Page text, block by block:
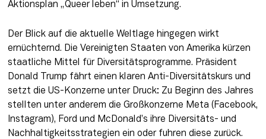
Aktionsplan „Queer leben“ in Umsetzung.
Der Blick auf die aktuelle Weltlage hingegen wirkt
ernüchternd. Die Vereinigten Staaten von Amerika kürzen
staatliche Mittel für Diversitätsprogramme. Präsident
Donald Trump fährt einen klaren Anti-Diversitätskurs und
setzt die US-Konzerne unter Druck: Zu Beginn des Jahres
stellten unter anderem die Großkonzerne Meta (Facebook,
Instagram), Ford und McDonald’s ihre Diversitäts- und
Nachhaltigkeitsstrategien ein oder fuhren diese zurück.